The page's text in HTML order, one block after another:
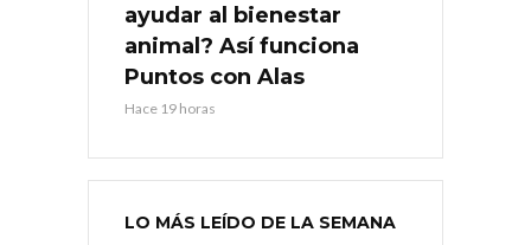
ayudar al bienestar
animal? Así funciona
Puntos con Alas
Hace 19 horas
LO MÁS LEÍDO DE LA SEMANA